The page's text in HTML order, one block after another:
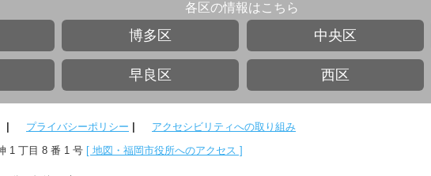
各区の情報はこちら
博多区 中央区
早良区 西区
プライバシーポリシー
アクセシビリティへの取り組み
1 丁目 8 番 1 号 [ 地図・福岡市役所へのアクセス ]